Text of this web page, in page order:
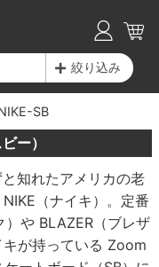
絞り込み
SB
ー）
知れたアメリカの老
（ナイキ）。定番
や BLAZER（ブレザ
が持っている Zoom
3倍！
3倍！
）
3倍！
ック）
3倍！
ール）
3倍！
3倍！
3倍！
3倍！
3倍！